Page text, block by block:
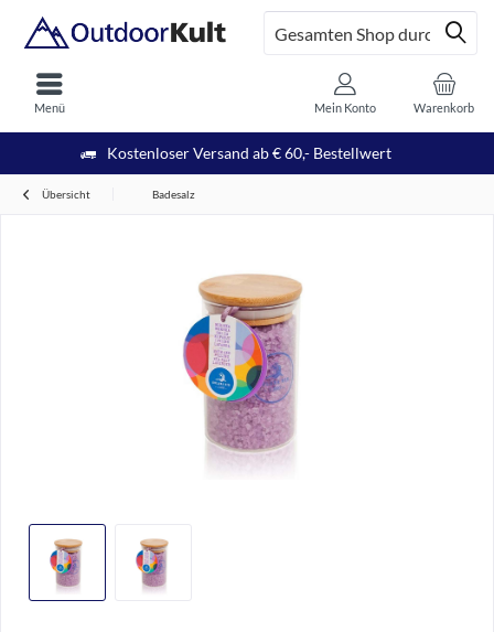
Kostenloser Versand ab € 60,- Bestellwert
Menü Warenkorb
Mein Konto
Übersicht Badesalz